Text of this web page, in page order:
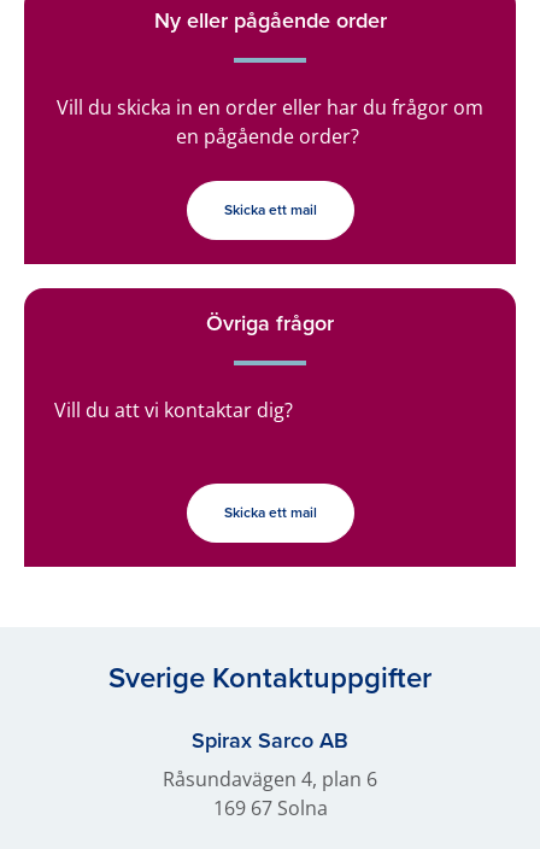
Ny eller pågående order
Vill du skicka in en order eller har du frågor om
en pågående order?
Skicka ett mail
Övriga frågor
Vill du att vi kontaktar dig?
Skicka ett mail
Sverige Kontaktuppgifter
Spirax Sarco AB
Råsundavägen 4, plan 6
169 67 Solna